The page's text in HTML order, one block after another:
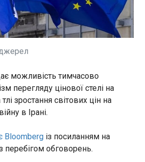
України Кирило Буданов
провів робочу зустріч із
представниками місії
фонду на чолі з Гевіном
ОПУ , Буданов запевнив
делегацію Фонду, що Україна
налаштована на
впровадження структурних
реформ. Вони мають
економічну стійкість,
відбудову країни в повоєнний
заморожування
РФ через війну в Ірані
можливість тимчасово
заморозити механізм
можливість тимчасово
перегляду цінової стелі на
зростання світових цін на
в Ірані.
Bloomberg із посиланням на
перебігом обговорень.